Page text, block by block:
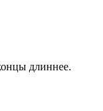
длиннее.